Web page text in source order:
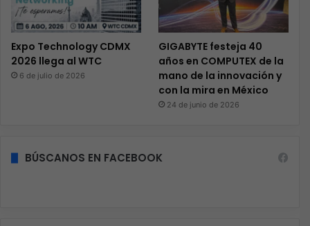
Expo Technology CDMX
2026 llega al WTC
6 de julio de 2026
GIGABYTE festeja 40
años en COMPUTEX de la
mano de la innovación y
con la mira en México
24 de junio de 2026
BÚSCANOS EN FACEBOOK